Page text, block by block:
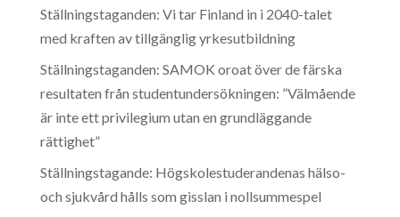
Ställningstaganden: Vi tar Finland in i 2040-talet
med kraften av tillgänglig yrkesutbildning
Ställningstaganden: SAMOK oroat över de färska
resultaten från studentundersökningen: ”Välmående
är inte ett privilegium utan en grundläggande
rättighet”
Ställningstagande: Högskolestuderandenas hälso-
och sjukvård hålls som gisslan i nollsummespel